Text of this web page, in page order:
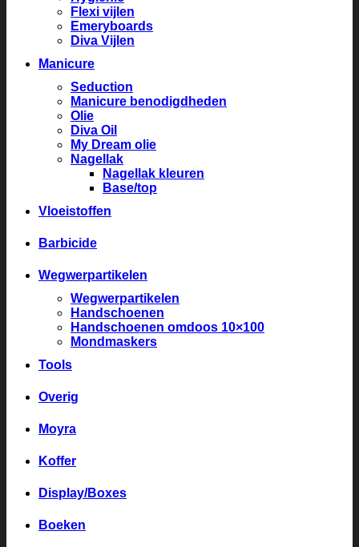
Flexi vijlen
Emeryboards
Diva Vijlen
Manicure
Seduction
Manicure benodigdheden
Olie
Diva Oil
My Dream olie
Nagellak
Nagellak kleuren
Base/top
Vloeistoffen
Barbicide
Wegwerpartikelen
Wegwerpartikelen
Handschoenen
Handschoenen omdoos 10×100
Mondmaskers
Tools
Overig
Moyra
Koffer
Display/Boxes
Boeken